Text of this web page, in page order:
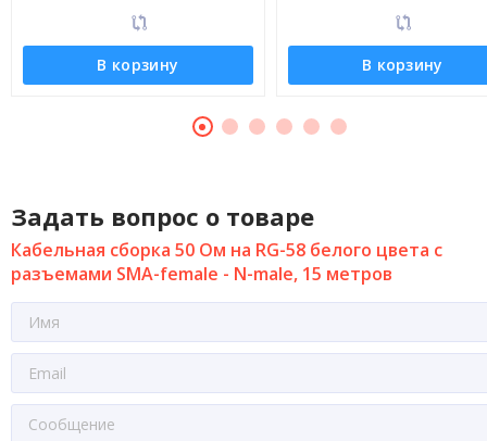
В корзину В корзину
Задать вопрос о товаре
Кабельная сборка 50 Ом на RG-58 белого цвета с
разъемами SMA-female - N-male, 15 метров